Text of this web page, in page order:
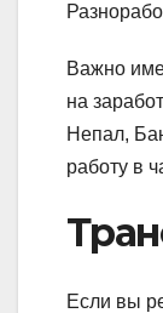
Важно
на
Непал,
работу в
Если вы